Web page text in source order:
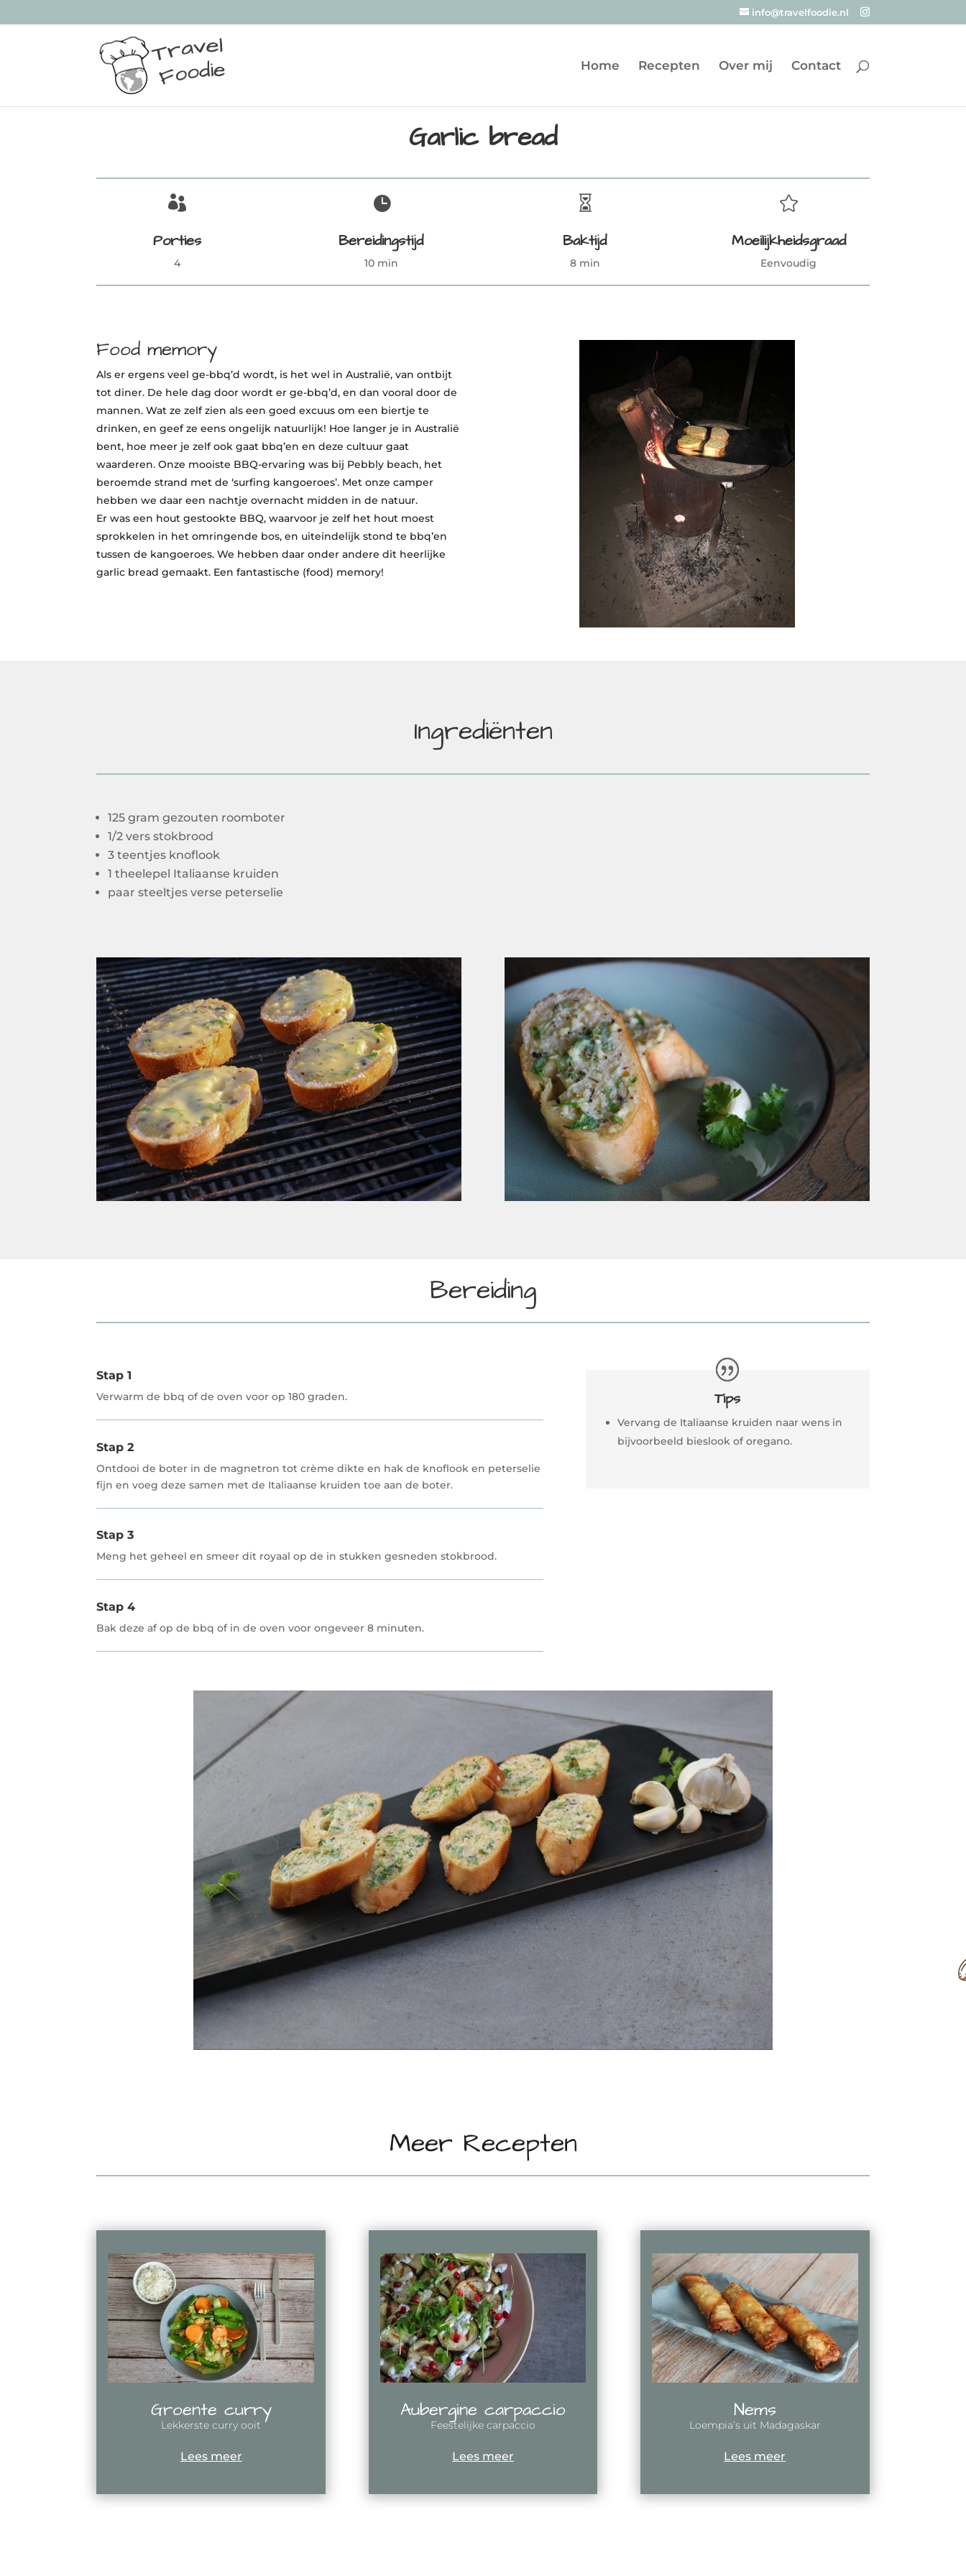
info@travelfoodie.nl
Home Recepten Over mij Contact
Garlic bread

Porties
4

Bereidingstijd
10 min

Baktijd
8 min

Moeilijkheidsgraad
Eenvoudig
Food memory
Als er ergens veel ge-bbq’d wordt, is het wel in Australië, van ontbijt
tot diner. De hele dag door wordt er ge-bbq’d, en dan vooral door de
mannen. Wat ze zelf zien als een goed excuus om een biertje te
drinken, en geef ze eens ongelijk natuurlijk! Hoe langer je in Australië
bent, hoe meer je zelf ook gaat bbq’en en deze cultuur gaat
waarderen. Onze mooiste BBQ-ervaring was bij Pebbly beach, het
beroemde strand met de ‘surfing kangoeroes’. Met onze camper
hebben we daar een nachtje overnacht midden in de natuur.
Er was een hout gestookte BBQ, waarvoor je zelf het hout moest
sprokkelen in het omringende bos, en uiteindelijk stond te bbq’en
tussen de kangoeroes. We hebben daar onder andere dit heerlijke
garlic bread gemaakt. Een fantastische (food) memory!
Ingrediënten
125 gram gezouten roomboter
1/2 vers stokbrood
3 teentjes knoflook
1 theelepel Italiaanse kruiden
paar steeltjes verse peterselie
Bereiding
Stap 1
Verwarm de bbq of de oven voor op 180 graden.
Stap 2
Ontdooi de boter in de magnetron tot crème dikte en hak de knoflook en peterselie
fijn en voeg deze samen met de Italiaanse kruiden toe aan de boter.
Stap 3
Meng het geheel en smeer dit royaal op de in stukken gesneden stokbrood.
Stap 4
Bak deze af op de bbq of in de oven voor ongeveer 8 minuten.
Tips
Vervang de Italiaanse kruiden naar wens in
bijvoorbeeld bieslook of oregano.
Meer Recepten
Groente curry
Lekkerste curry ooit
Lees meer
Aubergine carpaccio
Feestelijke carpaccio
Lees meer
Nems
Loempia’s uit Madagaskar
Lees meer